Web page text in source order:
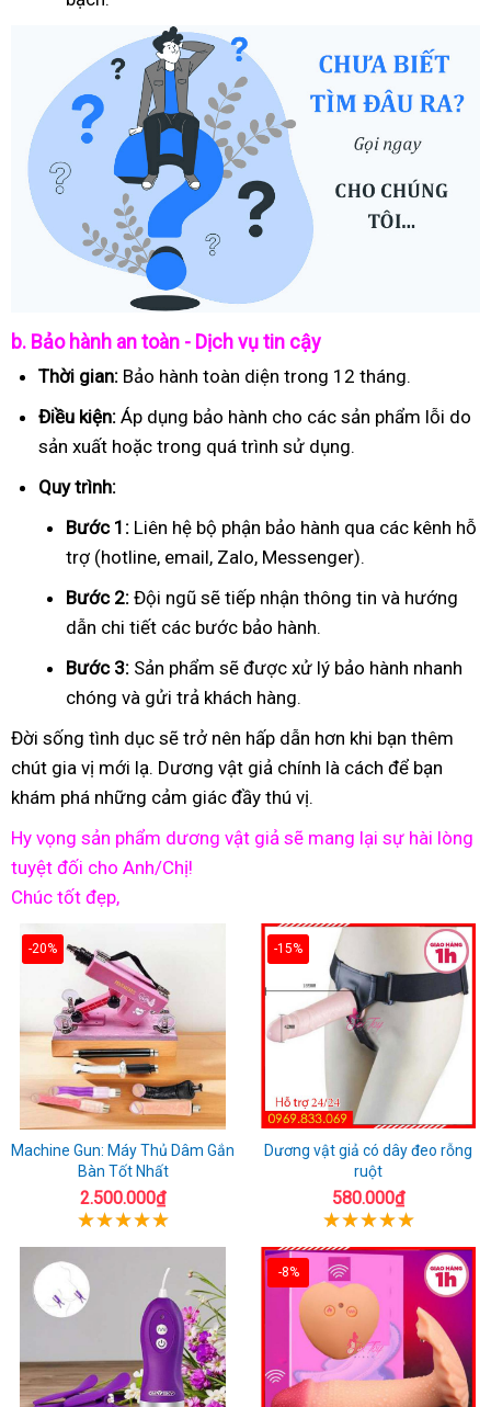
b. Bảo hành an toàn - Dịch vụ tin cậy
Thời gian: Bảo hành toàn diện trong 12 tháng.
Điều kiện: Áp dụng bảo hành cho các sản phẩm lỗi do
sản xuất hoặc trong quá trình sử dụng.
Quy trình:
Bước 1: Liên hệ bộ phận bảo hành qua các kênh hỗ
trợ (hotline, email, Zalo, Messenger).
Bước 2: Đội ngũ sẽ tiếp nhận thông tin và hướng
dẫn chi tiết các bước bảo hành.
Bước 3: Sản phẩm sẽ được xử lý bảo hành nhanh
chóng và gửi trả khách hàng.
Đời sống tình dục sẽ trở nên hấp dẫn hơn khi bạn thêm
chút gia vị mới lạ. Dương vật giả chính là cách để bạn
khám phá những cảm giác đầy thú vị.
Hy vọng sản phẩm dương vật giả sẽ mang lại sự hài lòng
tuyệt đối cho Anh/Chị!
Chúc tốt đẹp,
-20%
Machine Gun: Máy Thủ Dâm Gắn
Bàn Tốt Nhất
2.500.000₫
-15%
Dương vật giả có dây đeo rỗng
ruột
580.000₫
-8%